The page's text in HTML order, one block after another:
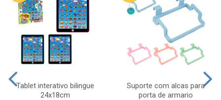
Tablet interativo bilingue
24x18cm
Suporte com alcas para
porta de armario